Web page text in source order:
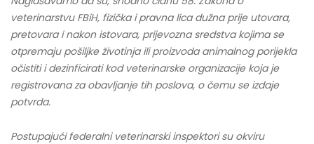
veterinarstvu FBiH, fizička i pravna lica dužna prije utovara,
pretovara i nakon istovara, prijevozna sredstva kojima se
otpremaju pošiljke životinja ili proizvoda animalnog porijekla
očistiti i dezinficirati kod veterinarske organizacije koja je
registrovana za obavljanje tih poslova, o čemu se izdaje
potvrda.
Postupajući federalni veterinarski inspektori su okviru